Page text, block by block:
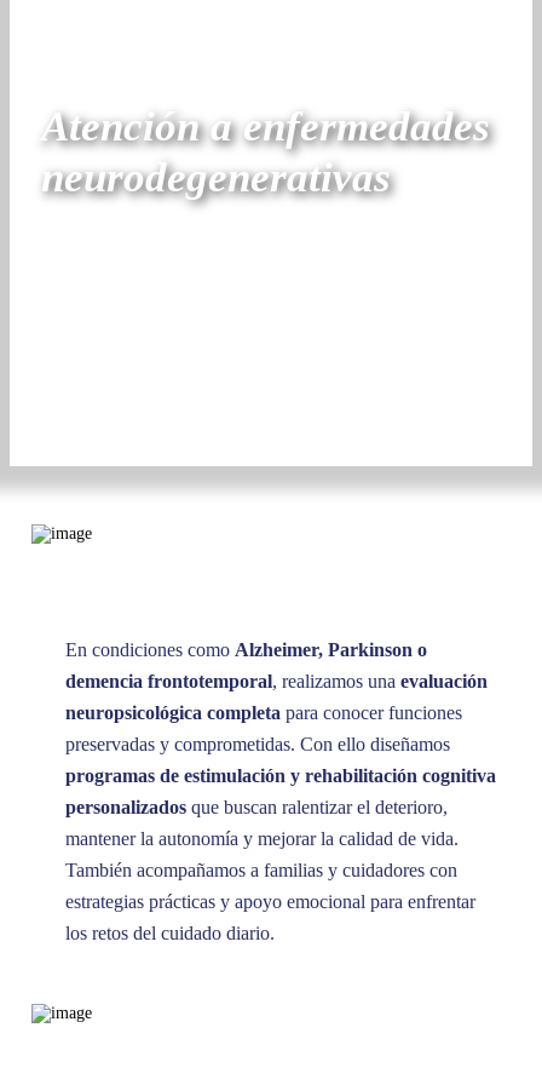
Atención a enfermedades
neurodegenerativas
En condiciones como Alzheimer, Parkinson o
demencia frontotemporal, realizamos una evaluación
neuropsicológica completa para conocer funciones
preservadas y comprometidas. Con ello diseñamos
programas de estimulación y rehabilitación cognitiva
personalizados que buscan ralentizar el deterioro,
mantener la autonomía y mejorar la calidad de vida.
También acompañamos a familias y cuidadores con
estrategias prácticas y apoyo emocional para enfrentar
los retos del cuidado diario.